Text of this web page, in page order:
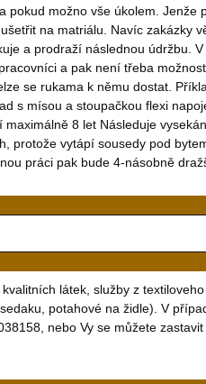
pokud možno vše úkolem. Jenže
na matriálu. Navíc zakázky
a prodraží následnou údržbu.
a pak není třeba
se rukama k němu dostat.
s mísou a stoupačkou flexi
8 let Následuje
protože vytápí sousedy pod
práci pak bude 4-násobně
látek, služby z
potahové na židle). V
nebo Vy se můžete